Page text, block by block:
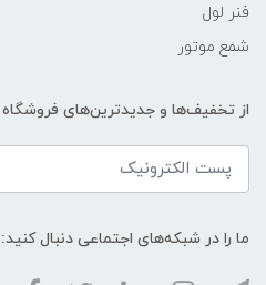
فنر لول
شمع موتور
از تخفیف‌ها و جدیدترین‌های فروشگاه
ما را در شبکه‌های اجتماعی دنبال کنید: